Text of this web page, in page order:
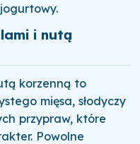
i nutą
korzenną to
mięsa, słodyczy
przypraw, które
Powolne